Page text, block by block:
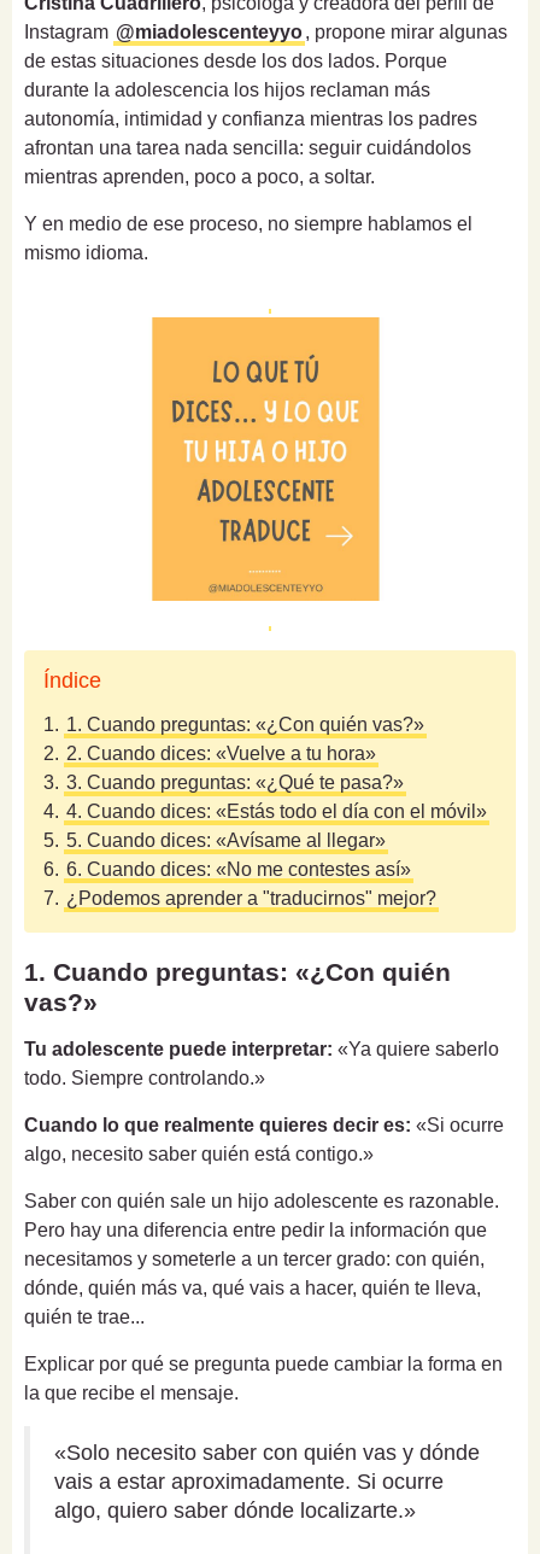
Instagram @miadolescenteyyo, propone mirar algunas
de estas situaciones desde los dos lados. Porque
durante la adolescencia los hijos reclaman más
autonomía, intimidad y confianza mientras los padres
afrontan una tarea nada sencilla: seguir cuidándolos
mientras aprenden, poco a poco, a soltar.
Y en medio de ese proceso, no siempre hablamos el
mismo idioma.
Índice
1. 1. Cuando preguntas: «¿Con quién vas?»
2. 2. Cuando dices: «Vuelve a tu hora»
3. 3. Cuando preguntas: «¿Qué te pasa?»
4. 4. Cuando dices: «Estás todo el día con el móvil»
5. 5. Cuando dices: «Avísame al llegar»
6. 6. Cuando dices: «No me contestes así»
7. ¿Podemos aprender a "traducirnos" mejor?
1. Cuando preguntas: «¿Con quién
vas?»
Tu adolescente puede interpretar: «Ya quiere saberlo
todo. Siempre controlando.»
Cuando lo que realmente quieres decir es: «Si ocurre
algo, necesito saber quién está contigo.»
Saber con quién sale un hijo adolescente es razonable.
Pero hay una diferencia entre pedir la información que
necesitamos y someterle a un tercer grado: con quién,
dónde, quién más va, qué vais a hacer, quién te lleva,
quién te trae...
Explicar por qué se pregunta puede cambiar la forma en
la que recibe el mensaje.
«Solo necesito saber con quién vas y dónde
vais a estar aproximadamente. Si ocurre
algo, quiero saber dónde localizarte.»